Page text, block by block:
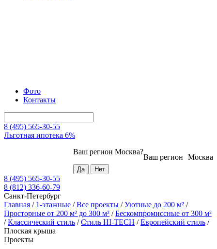
Фото
Контакты
8 (495) 565-30-55
Льготная ипотека 6%
Москва
Ваш регион
Ваш регион Москва?
8 (495) 565-30-55
8 (812) 336-60-79
Санкт-Петербург
Главная / 1-этажные /Все проекты /Уютные до 200 м² /
Просторные от 200 м² до 300 м² /Бескомпромиссные от 300 м²
/Классический стиль /Стиль HI-TECH /Европейский стиль /
Плоская крыша
Проекты